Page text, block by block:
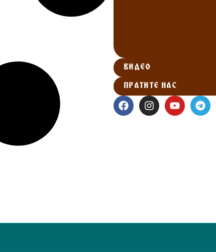
ВИДЕО
ПРАТИТЕ НАС